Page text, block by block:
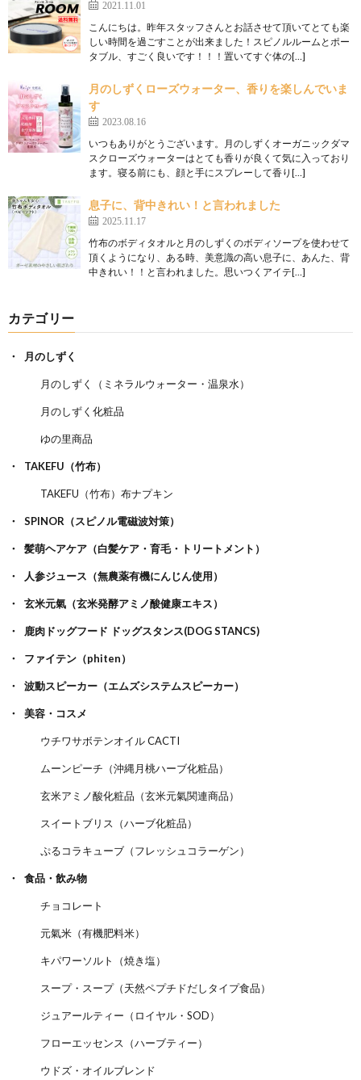
2021.11.01
こんにちは。昨年スタッフさんとお話させて頂いてとても楽
しい時間を過ごすことが出来ました！スピノルルームとポー
タブル、すごく良いです！！！置いてすぐ体の[…]
月のしずくローズウォーター、香りを楽しんでいま
す
2023.08.16
いつもありがとうございます。月のしずくオーガニックダマ
スクローズウォーターはとても香りが良くて気に入っており
ます。寝る前にも、顔と手にスプレーして香り[…]
息子に、背中きれい！と言われました
2025.11.17
竹布のボディタオルと月のしずくのボディソープを使わせて
頂くようになり、ある時、美意識の高い息子に、あんた、背
中きれい！！と言われました。思いつくアイテ[…]
カテゴリー
月のしずく
月のしずく（ミネラルウォーター・温泉水）
月のしずく化粧品
ゆの里商品
TAKEFU（竹布）
TAKEFU（竹布）布ナプキン
SPINOR（スピノル電磁波対策）
髪萌ヘアケア（白髪ケア・育毛・トリートメント）
人参ジュース（無農薬有機にんじん使用）
玄米元氣（玄米発酵アミノ酸健康エキス）
鹿肉ドッグフード ドッグスタンス(DOG STANCS)
ファイテン（phiten）
波動スピーカー（エムズシステムスピーカー）
美容・コスメ
ウチワサボテンオイル CACTI
ムーンピーチ（沖縄月桃ハーブ化粧品）
玄米アミノ酸化粧品（玄米元氣関連商品）
スイートブリス（ハーブ化粧品）
ぷるコラキューブ（フレッシュコラーゲン）
食品・飲み物
チョコレート
元氣米（有機肥料米）
キパワーソルト（焼き塩）
スープ・スープ（天然ペプチドだしタイプ食品）
ジュアールティー（ロイヤル・SOD）
フローエッセンス（ハーブティー）
ウドズ・オイルブレンド